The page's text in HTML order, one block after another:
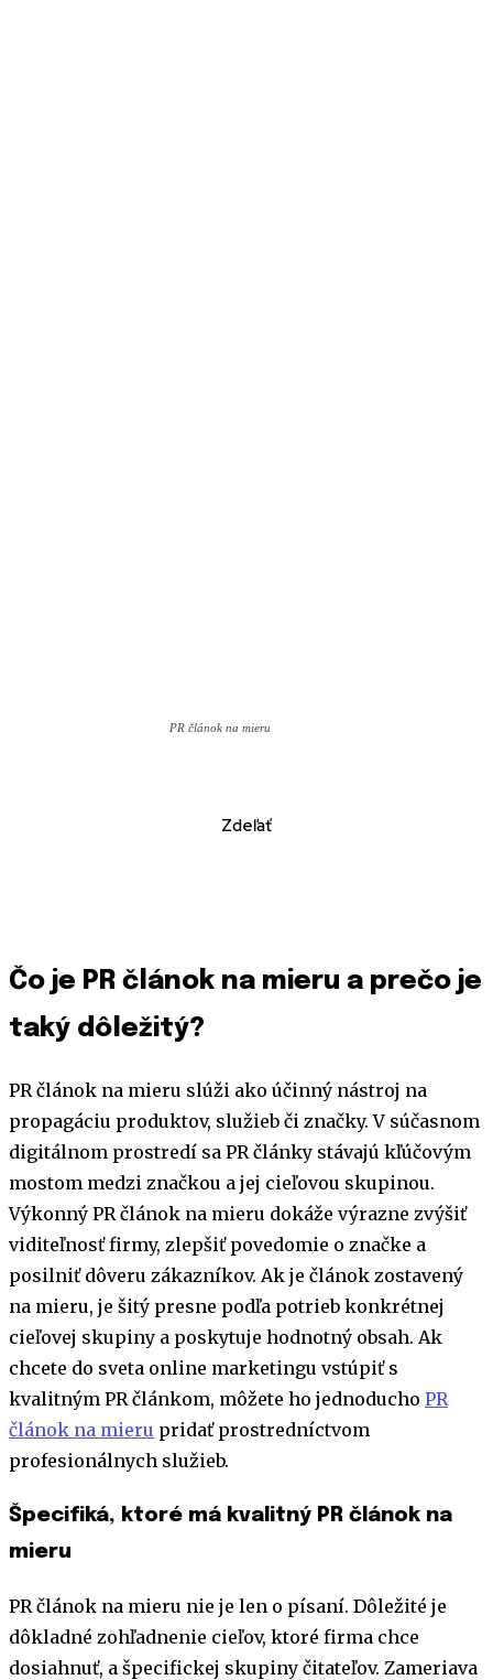
PR článok na mieru
Zdeľať
Čo je PR článok na mieru a prečo je
taký dôležitý?
PR článok na mieru slúži ako účinný nástroj na
propagáciu produktov, služieb či značky. V súčasnom
digitálnom prostredí sa PR články stávajú kľúčovým
mostom medzi značkou a jej cieľovou skupinou.
Výkonný PR článok na mieru dokáže výrazne zvýšiť
viditeľnosť firmy, zlepšiť povedomie o značke a
posilniť dôveru zákazníkov. Ak je článok zostavený
na mieru, je šitý presne podľa potrieb konkrétnej
cieľovej skupiny a poskytuje hodnotný obsah. Ak
chcete do sveta online marketingu vstúpiť s
kvalitným PR článkom, môžete ho jednoducho PR
článok na mieru pridať prostredníctvom
profesionálnych služieb.
Špecifiká, ktoré má kvalitný PR článok na
mieru
PR článok na mieru nie je len o písaní. Dôležité je
dôkladné zohľadnenie cieľov, ktoré firma chce
dosiahnuť, a špecifickej skupiny čitateľov. Zameriava